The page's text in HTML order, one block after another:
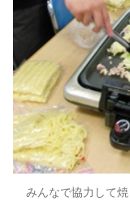
みんなで協力して